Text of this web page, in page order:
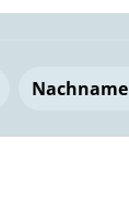
Nachname